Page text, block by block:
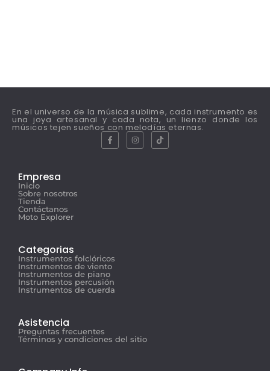
En el universo de la música sublime, cada instrumento es
una joya artesanal y cada nota, un lienzo donde los
músicos tejen sueños con melodías eternas.
Empresa
Inicio
Sobre nosotros
Tienda
Contáctanos
Moto Explorer
Categorias
Instrumentos folclóricos
Instrumentos de viento
Instrumentos de piano
Instrumentos percusión
Instrumentos de cuerda
Asistencia
Preguntas frecuentes
Términos y condiciones del sitio